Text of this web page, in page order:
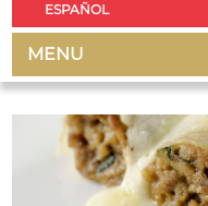
ESPAÑOL
MENU